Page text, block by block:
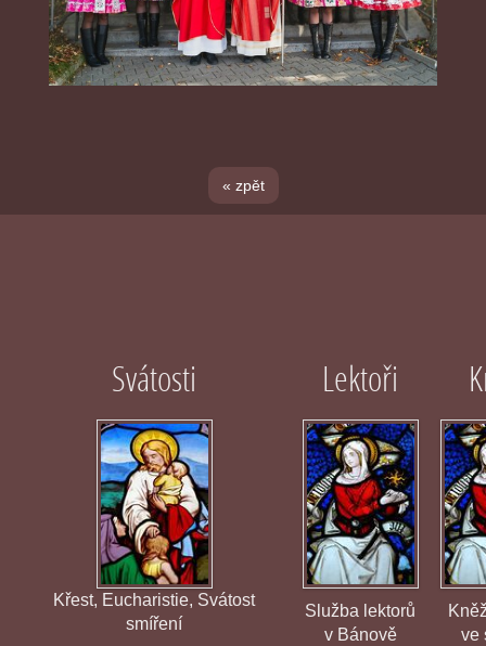
« zpět
Svátosti
Křest, Eucharistie, Svátost
smíření
Lektoři
Služba lektorů
v Bánově
ve